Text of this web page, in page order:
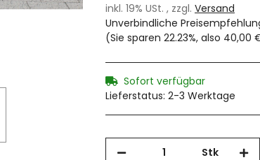
inkl. 19% USt. , zzgl. Versand
Unverbindliche
(Sie sparen 22.23%, also 40,00
Sofort verfügbar
Lieferstatus: 2-3 Werktage
Stk